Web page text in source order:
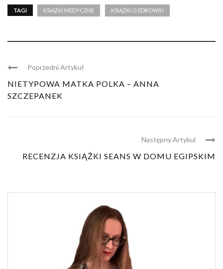
TAGI KSIĄŻKI MEDYCZNE KSIĄŻKI O ZDROWIU
Poprzedni Artykuł
NIETYPOWA MATKA POLKA – ANNA
SZCZEPANEK
Następny Artykul
RECENZJA KSIĄŻKI SEANS W DOMU EGIPSKIM